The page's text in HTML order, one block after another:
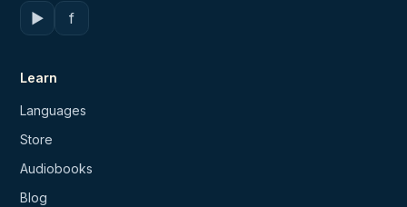
▶ f
Learn
Languages
Store
Audiobooks
Blog